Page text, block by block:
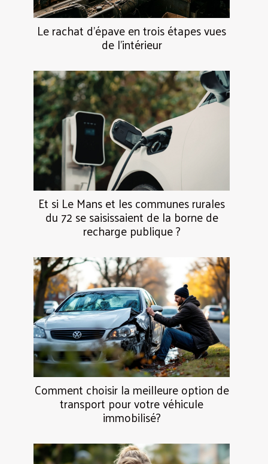
Le rachat d’épave en trois étapes vues
de l’intérieur
Et si Le Mans et les communes rurales
du 72 se saisissaient de la borne de
recharge publique ?
Comment choisir la meilleure option de
transport pour votre véhicule
immobilisé?